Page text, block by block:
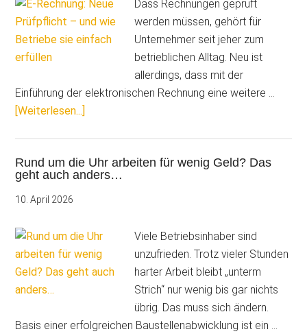
Planung
sicher
Arbeitsalltag
Dass Rechnungen geprüft
werden müssen, gehört für
Unternehmer seit jeher zum
betrieblichen Alltag. Neu ist
allerdings, dass mit der
Einführung der elektronischen Rechnung eine weitere …
[Weiterlesen...]
Prüfpflicht
–
Betriebe
sie
einfach
Rund um die Uhr arbeiten für wenig Geld? Das
geht auch anders…
10. April 2026
Viele Betriebsinhaber sind
unzufrieden. Trotz vieler Stunden
harter Arbeit bleibt „unterm
Strich“ nur wenig bis gar nichts
übrig. Das muss sich ändern.
Basis einer erfolgreichen Baustellenabwicklung ist ein …